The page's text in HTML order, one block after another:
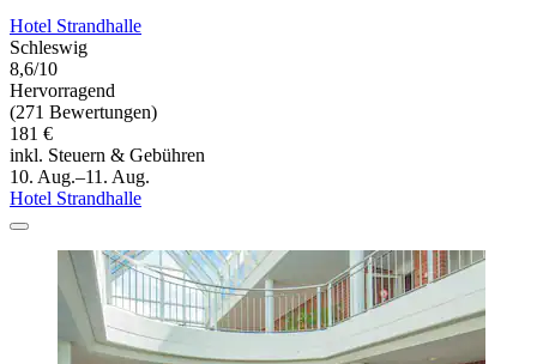
Hotel Strandhalle
Schleswig
8,6/10
Hervorragend
(271 Bewertungen)
181 €
inkl. Steuern & Gebühren
10. Aug.–11. Aug.
Hotel Strandhalle